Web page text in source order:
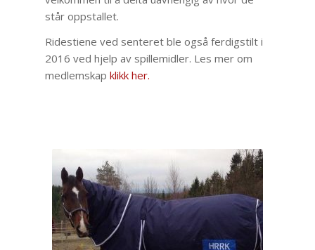
står oppstallet.
Ridestiene ved senteret ble også ferdigstilt i
2016 ved hjelp av spillemidler. Les mer om
medlemskap klikk her.